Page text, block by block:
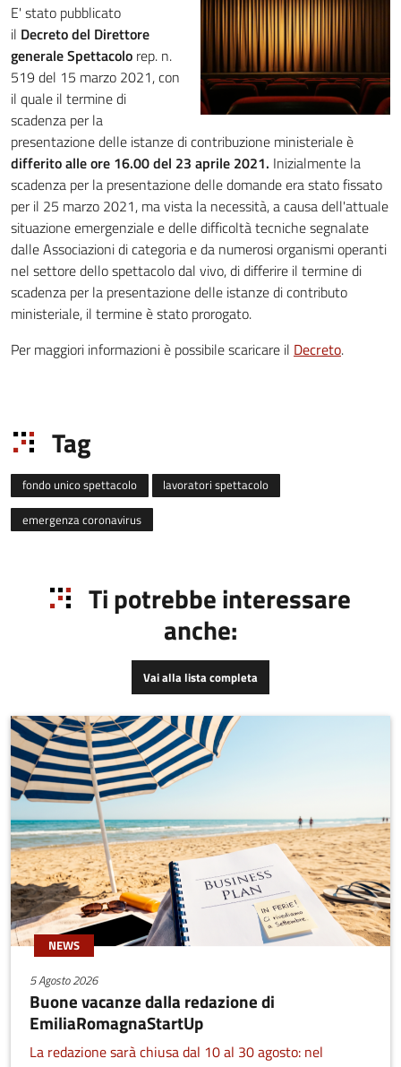
E' stato pubblicato
il Decreto del Direttore
generale Spettacolo rep. n.
519 del 15 marzo 2021, con
il quale il termine di
scadenza per la
presentazione delle istanze di contribuzione ministeriale è
differito alle ore 16.00 del 23 aprile 2021. Inizialmente la
scadenza per la presentazione delle domande era stato fissato
per il 25 marzo 2021, ma vista la necessità, a causa dell'attuale
situazione emergenziale e delle difficoltà tecniche segnalate
dalle Associazioni di categoria e da numerosi organismi operanti
nel settore dello spettacolo dal vivo, di differire il termine di
scadenza per la presentazione delle istanze di contributo
ministeriale, il termine è stato prorogato.
Per maggiori informazioni è possibile scaricare il Decreto.
Tag
fondo unico spettacolo
lavoratori spettacolo
emergenza coronavirus
Ti potrebbe interessare
anche:
Vai alla lista completa
NEWS
5 Agosto 2026
Buone vacanze dalla redazione di
EmiliaRomagnaStartUp
La redazione sarà chiusa dal 10 al 30 agosto: nel